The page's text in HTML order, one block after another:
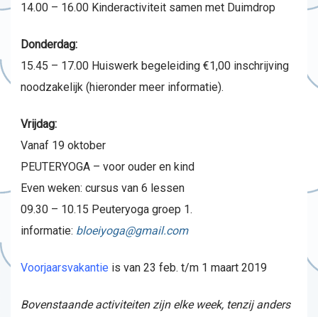
14.00 – 16.00 Kinderactiviteit samen met Duimdrop
Donderdag:
15.45 – 17.00 Huiswerk begeleiding €1,00 inschrijving
noodzakelijk (hieronder meer informatie).
Vrijdag:
Vanaf 19 oktober
PEUTERYOGA – voor ouder en kind
Even weken: cursus van 6 lessen
09.30 – 10.15 Peuteryoga groep 1.
informatie: bloeiyoga@gmail.com
Voorjaarsvakantie is van 23 feb. t/m 1 maart 2019
Bovenstaande activiteiten zijn elke week, tenzij anders